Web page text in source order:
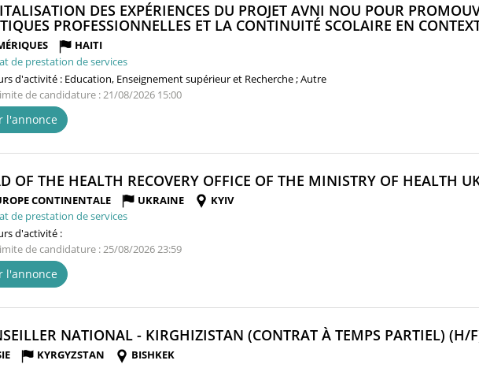
DES EXPÉRIENCES DU PROJET AVNI NOU POUR
PROFESSIONNELLES ET LA CONTINUITÉ SCOLAIRE EN
HAITI
de prestation de services
d'activité : Education, Enseignement supérieur et Recherche ; Autre
de candidature : 21/08/2026 15:00
l'annonce
OF THE HEALTH RECOVERY OFFICE OF THE MINISTRY OF HEALTH
CONTINENTALE UKRAINE
KYIV
de prestation de services
d'activité :
de candidature : 25/08/2026 23:59
l'annonce
NATIONAL - KIRGHIZISTAN (CONTRAT À TEMPS PARTIEL) (H/
KYRGYZSTAN
BISHKEK